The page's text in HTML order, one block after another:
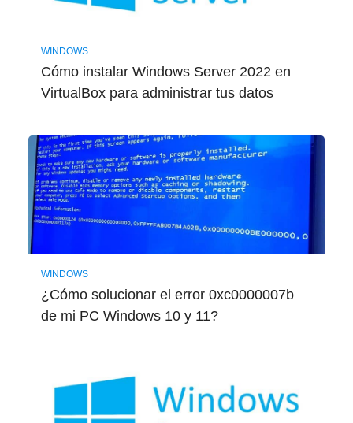
WINDOWS
Cómo instalar Windows Server 2022 en
VirtualBox para administrar tus datos
WINDOWS
¿Cómo solucionar el error 0xc0000007b
de mi PC Windows 10 y 11?